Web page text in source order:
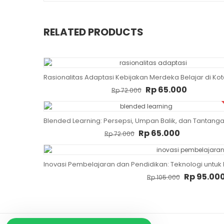
RELATED PRODUCTS
Rasionalitas Adaptasi Kebijakan Merdeka Belajar di
Rp72.000 Original price was: Rp
Rp65.000Current
Blended Learning: Persepsi, Umpan Balik, dan
Rp72.000 Original price was: Rp 72.000.
Rp65.000Current price
Inovasi Pembelajaran dan Pendidikan: Teknologi
Rp105.000 Original price
Rp